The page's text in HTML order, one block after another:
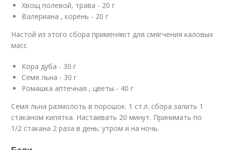
Хвощ полевой, трава - 20 г
Валериана , корень - 20 г
Настой из этого сбора применяют для смягчения каловых
масс
Кора дуба - 30 г
Семя льна - 30 г
Ромашка аптечная , цветы - 40 г
Семя льна размолоть в порошок. 1 ст.л. сбора залить 1
стаканом кипятка. Настаивать 20 минут. Принимать по
1/2 стакана 2 раза в день: утром и на ночь.